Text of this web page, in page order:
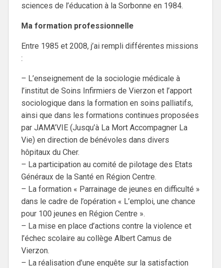
sciences de l’éducation à la Sorbonne en 1984.
Ma formation professionnelle
Entre 1985 et 2008, j’ai rempli différentes missions
:
– L’enseignement de la sociologie médicale à
l’institut de Soins Infirmiers de Vierzon et l’apport
sociologique dans la formation en soins palliatifs,
ainsi que dans les formations continues proposées
par JAMA’VIE (Jusqu’à La Mort Accompagner La
Vie) en direction de bénévoles dans divers
hôpitaux du Cher.
– La participation au comité de pilotage des Etats
Généraux de la Santé en Région Centre.
– La formation « Parrainage de jeunes en difficulté »
dans le cadre de l’opération « L’emploi, une chance
pour 100 jeunes en Région Centre ».
– La mise en place d’actions contre la violence et
l’échec scolaire au collège Albert Camus de
Vierzon.
– La réalisation d’une enquête sur la satisfaction